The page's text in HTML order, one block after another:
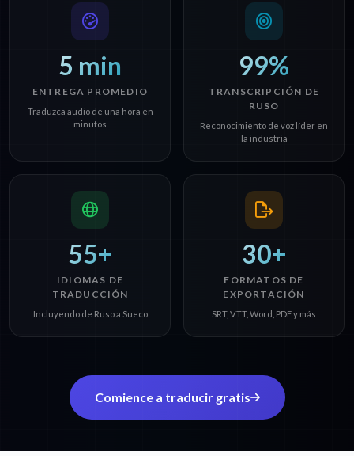
5 min
ENTREGA PROMEDIO
Traduzca audio de una hora en
minutos
99%
TRANSCRIPCIÓN DE
RUSO
Reconocimiento de voz líder en
la industria
55+
IDIOMAS DE
TRADUCCIÓN
Incluyendo de Ruso a Sueco
30+
FORMATOS DE
EXPORTACIÓN
SRT, VTT, Word, PDF y más
Comience a traducir gratis